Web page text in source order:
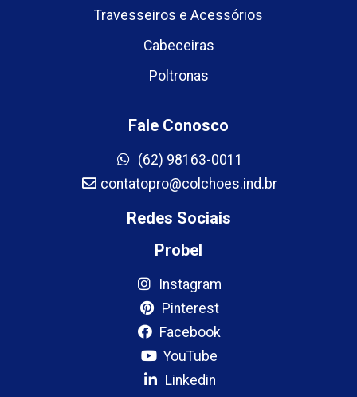
Travesseiros e Acessórios
Cabeceiras
Poltronas
Fale Conosco
(62) 98163-0011
contatopro@colchoes.ind.br
Redes Sociais
Probel
Instagram
Pinterest
Facebook
YouTube
Linkedin